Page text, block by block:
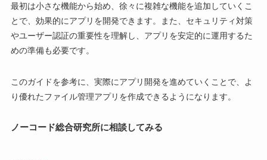
最初は小さな機能から始め、徐々に複雑な機能を追加していくこ
とで、効果的にアプリを開発できます。また、セキュリティ対策
やユーザー認証の重要性を理解し、アプリを安定的に運用するた
めの準備も必要です。
このガイドを参考に、実際にアプリ開発を進めていくことで、よ
り優れたファイル管理アプリを作成できるようになります。
ノーコード総合研究所に相談してみる